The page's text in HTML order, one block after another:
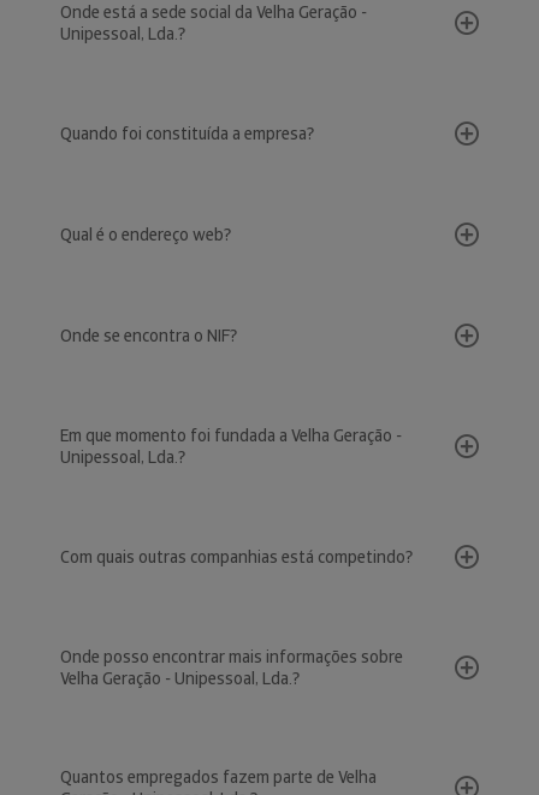
Onde está a sede social da Velha Geração -
Unipessoal, Lda.?
Quando foi constituída a empresa?
Qual é o endereço web?
Onde se encontra o NIF?
Em que momento foi fundada a Velha Geração -
Unipessoal, Lda.?
Com quais outras companhias está competindo?
Onde posso encontrar mais informações sobre
Velha Geração - Unipessoal, Lda.?
Quantos empregados fazem parte de Velha